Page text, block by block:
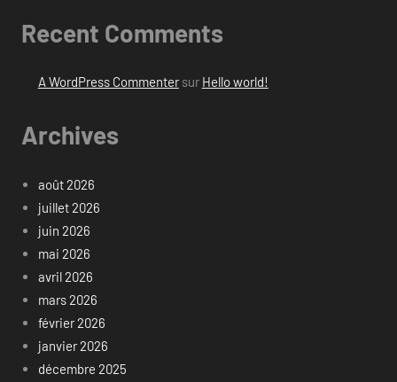
Recent Comments
A WordPress Commentersur Hello world!
Archives
août 2026
juillet 2026
juin 2026
mai 2026
avril 2026
mars 2026
février 2026
janvier 2026
décembre 2025